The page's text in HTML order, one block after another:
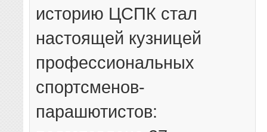
историю ЦСПК стал
настоящей кузницей
профессиональных
спортсменов-
парашютистов: